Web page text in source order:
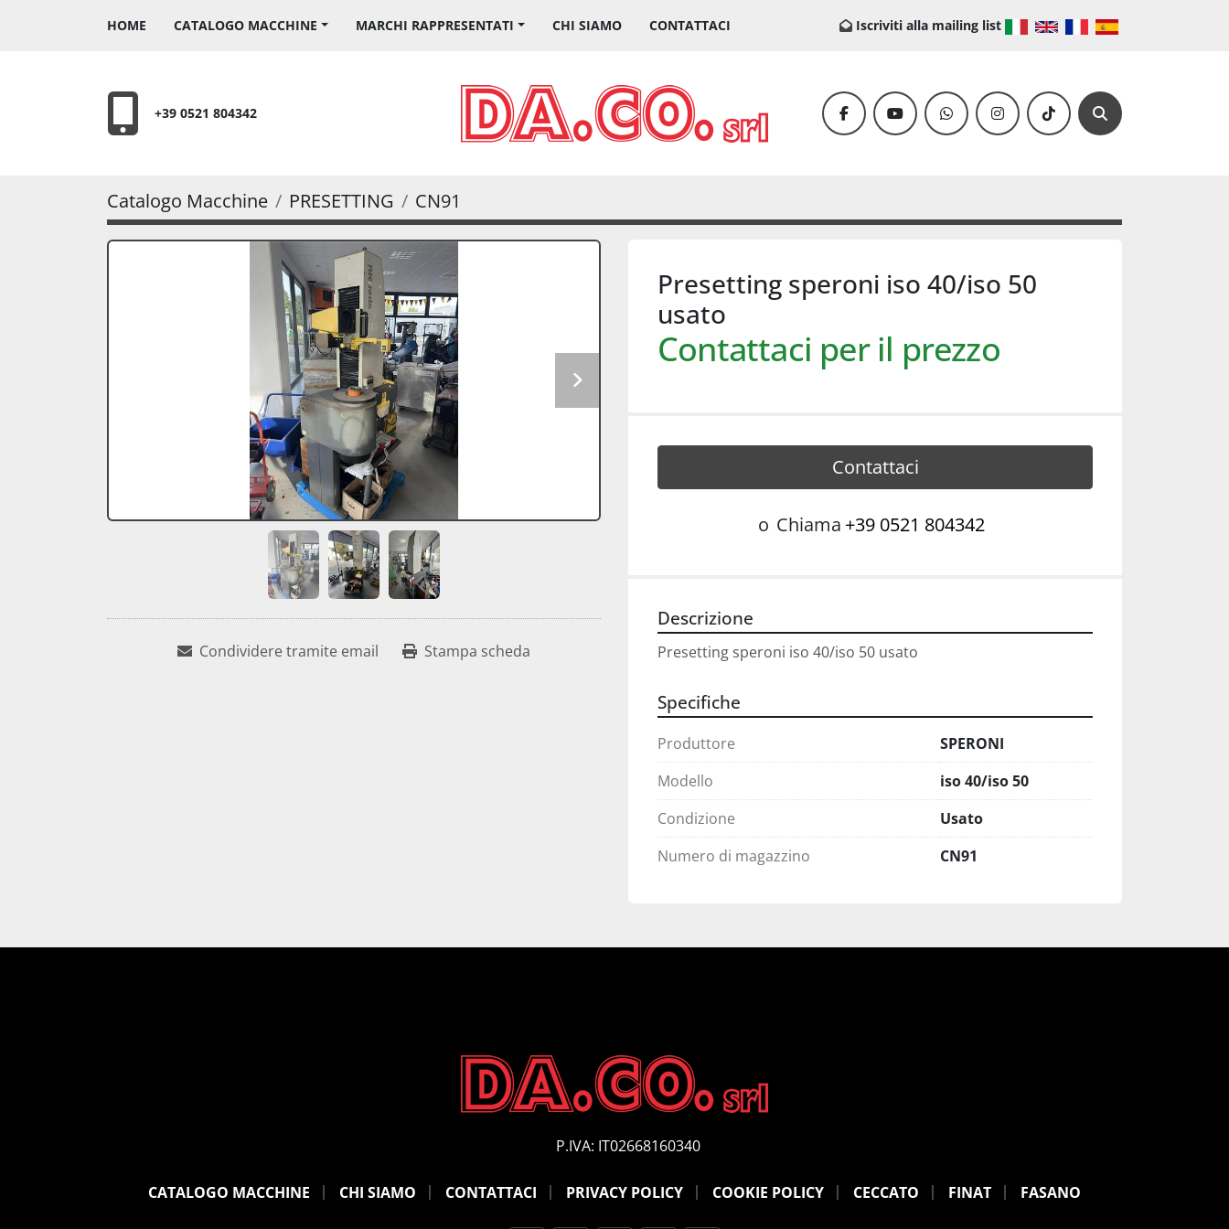
HOME CATALOGO MACCHINE MARCHI RAPPRESENTATI CHI SIAMO CONTATTACI Iscriviti alla mailing list
+39 0521 804342 facebookyoutubewhatsappinstagramtiktok Cerca
Catalogo Macchine PRESETTING CN91
Condividere tramite email Stampa scheda
Presetting speroni iso 40/iso 50
usato
Contattaci per il prezzo
Contattaci
o Chiama +39 0521 804342
Descrizione
Presetting speroni iso 40/iso 50 usato
Specifiche
Produttore
SPERONI
Modello
iso 40/iso 50
Condizione
Usato
Numero di magazzino
CN91
P.IVA: IT02668160340
CATALOGO MACCHINE CHI SIAMO CONTATTACI PRIVACY POLICY COOKIE POLICY CECCATO FINAT FASANO